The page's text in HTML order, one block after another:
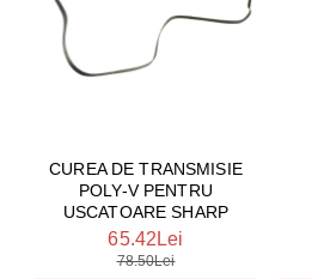
CUREA DE TRANSMISIE
POLY-V PENTRU
USCATOARE SHARP
65.42Lei
78.50Lei